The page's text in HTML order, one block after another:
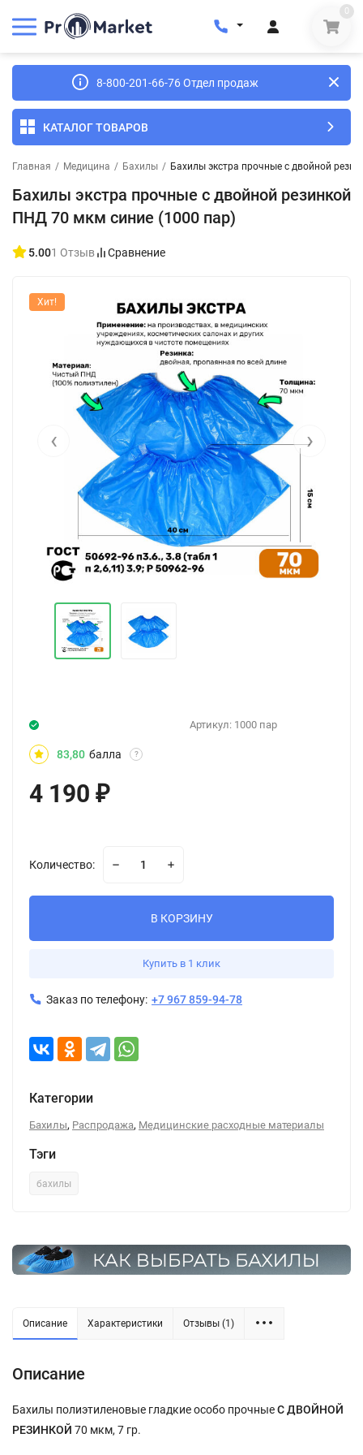
0
8-800-201-66-76 Отдел продаж
КАТАЛОГ ТОВАРОВ
Главная / Медицина / Бахилы / Бахилы экстра прочные с двойной
Бахилы экстра прочные с двойной резинкой
ПНД 70 мкм синие (1000 пар)
5.001 Отзыв Сравнение
Хит!
‹ ›
Артикул: 1000 пар
83,80 балла ?
4 190 ₽
Количество:
В КОРЗИНУ
Купить в 1 клик
Заказ по телефону: +7 967 859-94-78
Категории
Бахилы, Распродажа, Медицинские расходные материалы
Тэги
бахилы
Описание Характеристики Отзывы (1)
Описание
Бахилы полиэтиленовые гладкие особо прочныеС ДВОЙНОЙ
РЕЗИНКОЙ 70 мкм, 7 гр.